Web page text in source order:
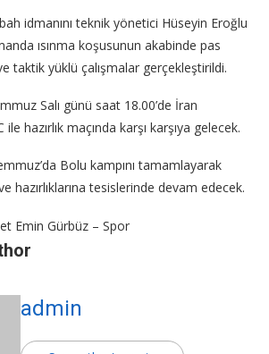
idmanını teknik yönetici Hüseyin Eroğlu
ısınma koşusunun akabinde pas
taktik yüklü çalışmalar gerçekleştirildi.
Salı günü saat 18.00’de İran
hazırlık maçında karşı karşıya gelecek.
Bolu kampını tamamlayarak
hazırlıklarına tesislerinde devam edecek.
Emin Gürbüz – Spor
admin